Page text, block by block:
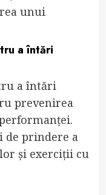
unui
a întări
a întări
prevenirea
de prindere a
și exerciții cu